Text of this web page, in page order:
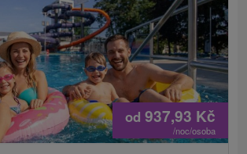
od 937,93 Kč
/noc/osoba